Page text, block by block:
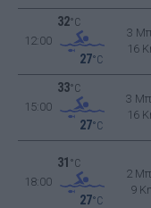
12:00
32°C
27°C
3
16
15:00
33°C
27°C
3
16
18:00
31 °C
27°C
2
9